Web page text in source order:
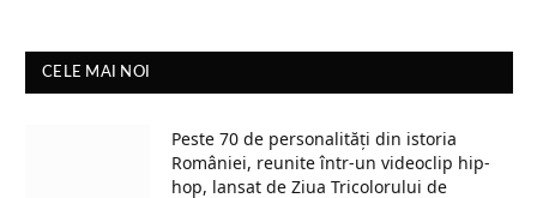
CELE MAI NOI
Peste 70 de personalități din istoria
României, reunite într-un videoclip hip-
hop, lansat de Ziua Tricolorului de